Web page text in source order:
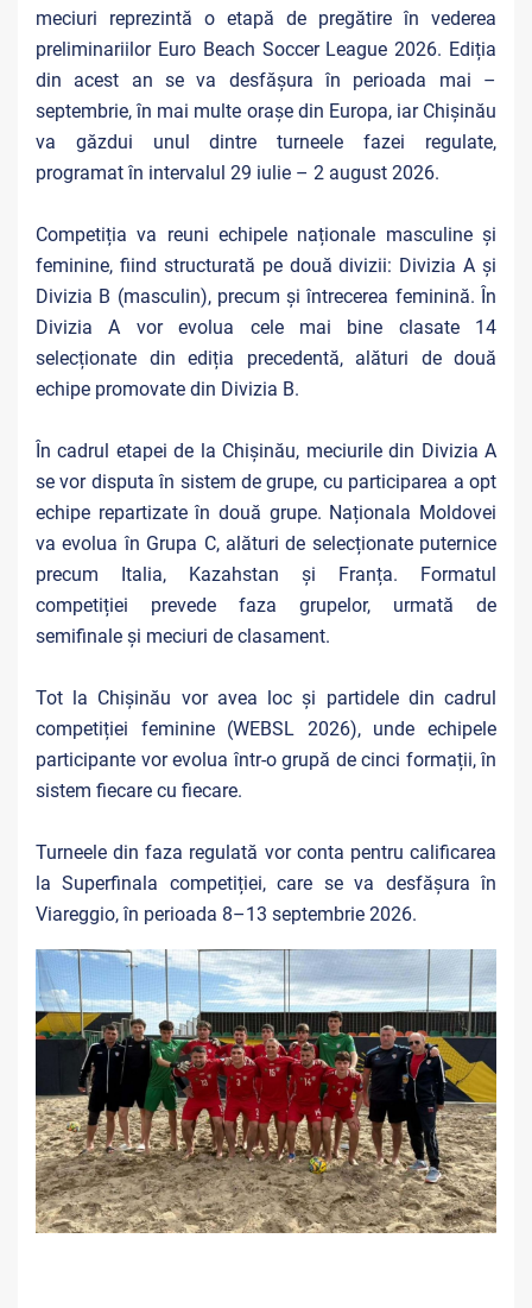
meciuri reprezintă o etapă de pregătire în vederea
preliminariilor Euro Beach Soccer League 2026. Ediția
din acest an se va desfășura în perioada mai –
septembrie, în mai multe orașe din Europa, iar Chișinău
va găzdui unul dintre turneele fazei regulate,
programat în intervalul 29 iulie – 2 august 2026.
Competiția va reuni echipele naționale masculine și
feminine, fiind structurată pe două divizii: Divizia A și
Divizia B (masculin), precum și întrecerea feminină. În
Divizia A vor evolua cele mai bine clasate 14
selecționate din ediția precedentă, alături de două
echipe promovate din Divizia B.
În cadrul etapei de la Chișinău, meciurile din Divizia A
se vor disputa în sistem de grupe, cu participarea a opt
echipe repartizate în două grupe. Naționala Moldovei
va evolua în Grupa C, alături de selecționate puternice
precum Italia, Kazahstan și Franța. Formatul
competiției prevede faza grupelor, urmată de
semifinale și meciuri de clasament.
Tot la Chișinău vor avea loc și partidele din cadrul
competiției feminine (WEBSL 2026), unde echipele
participante vor evolua într-o grupă de cinci formații, în
sistem fiecare cu fiecare.
Turneele din faza regulată vor conta pentru calificarea
la Superfinala competiției, care se va desfășura în
Viareggio, în perioada 8–13 septembrie 2026.